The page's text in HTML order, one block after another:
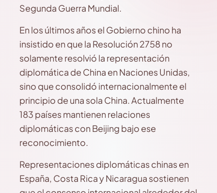
Segunda Guerra Mundial.
En los últimos años el Gobierno chino ha
insistido en que la Resolución 2758 no
solamente resolvió la representación
diplomática de China en Naciones Unidas,
sino que consolidó internacionalmente el
principio de una sola China. Actualmente
183 países mantienen relaciones
diplomáticas con Beijing bajo ese
reconocimiento.
Representaciones diplomáticas chinas en
España, Costa Rica y Nicaragua sostienen